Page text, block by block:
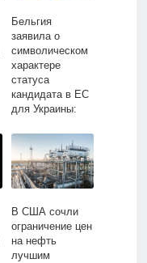
Бельгия
заявила о
символическом
характере
статуса
кандидата в ЕС
для Украины:
Lenta.ru
В США сочли
ограничение цен
на нефть
лучшим